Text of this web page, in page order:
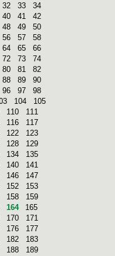
32 33
34
40 41
42
48 49
50
56 57
58
64 65
66
72 73
74
80 81
82
88 89
90
96 97
98
104
105
110
111
116
117
122
123
128
129
134
135
140
141
146
147
152
153
158
159
164
165
170
171
176
177
182
183
188
189